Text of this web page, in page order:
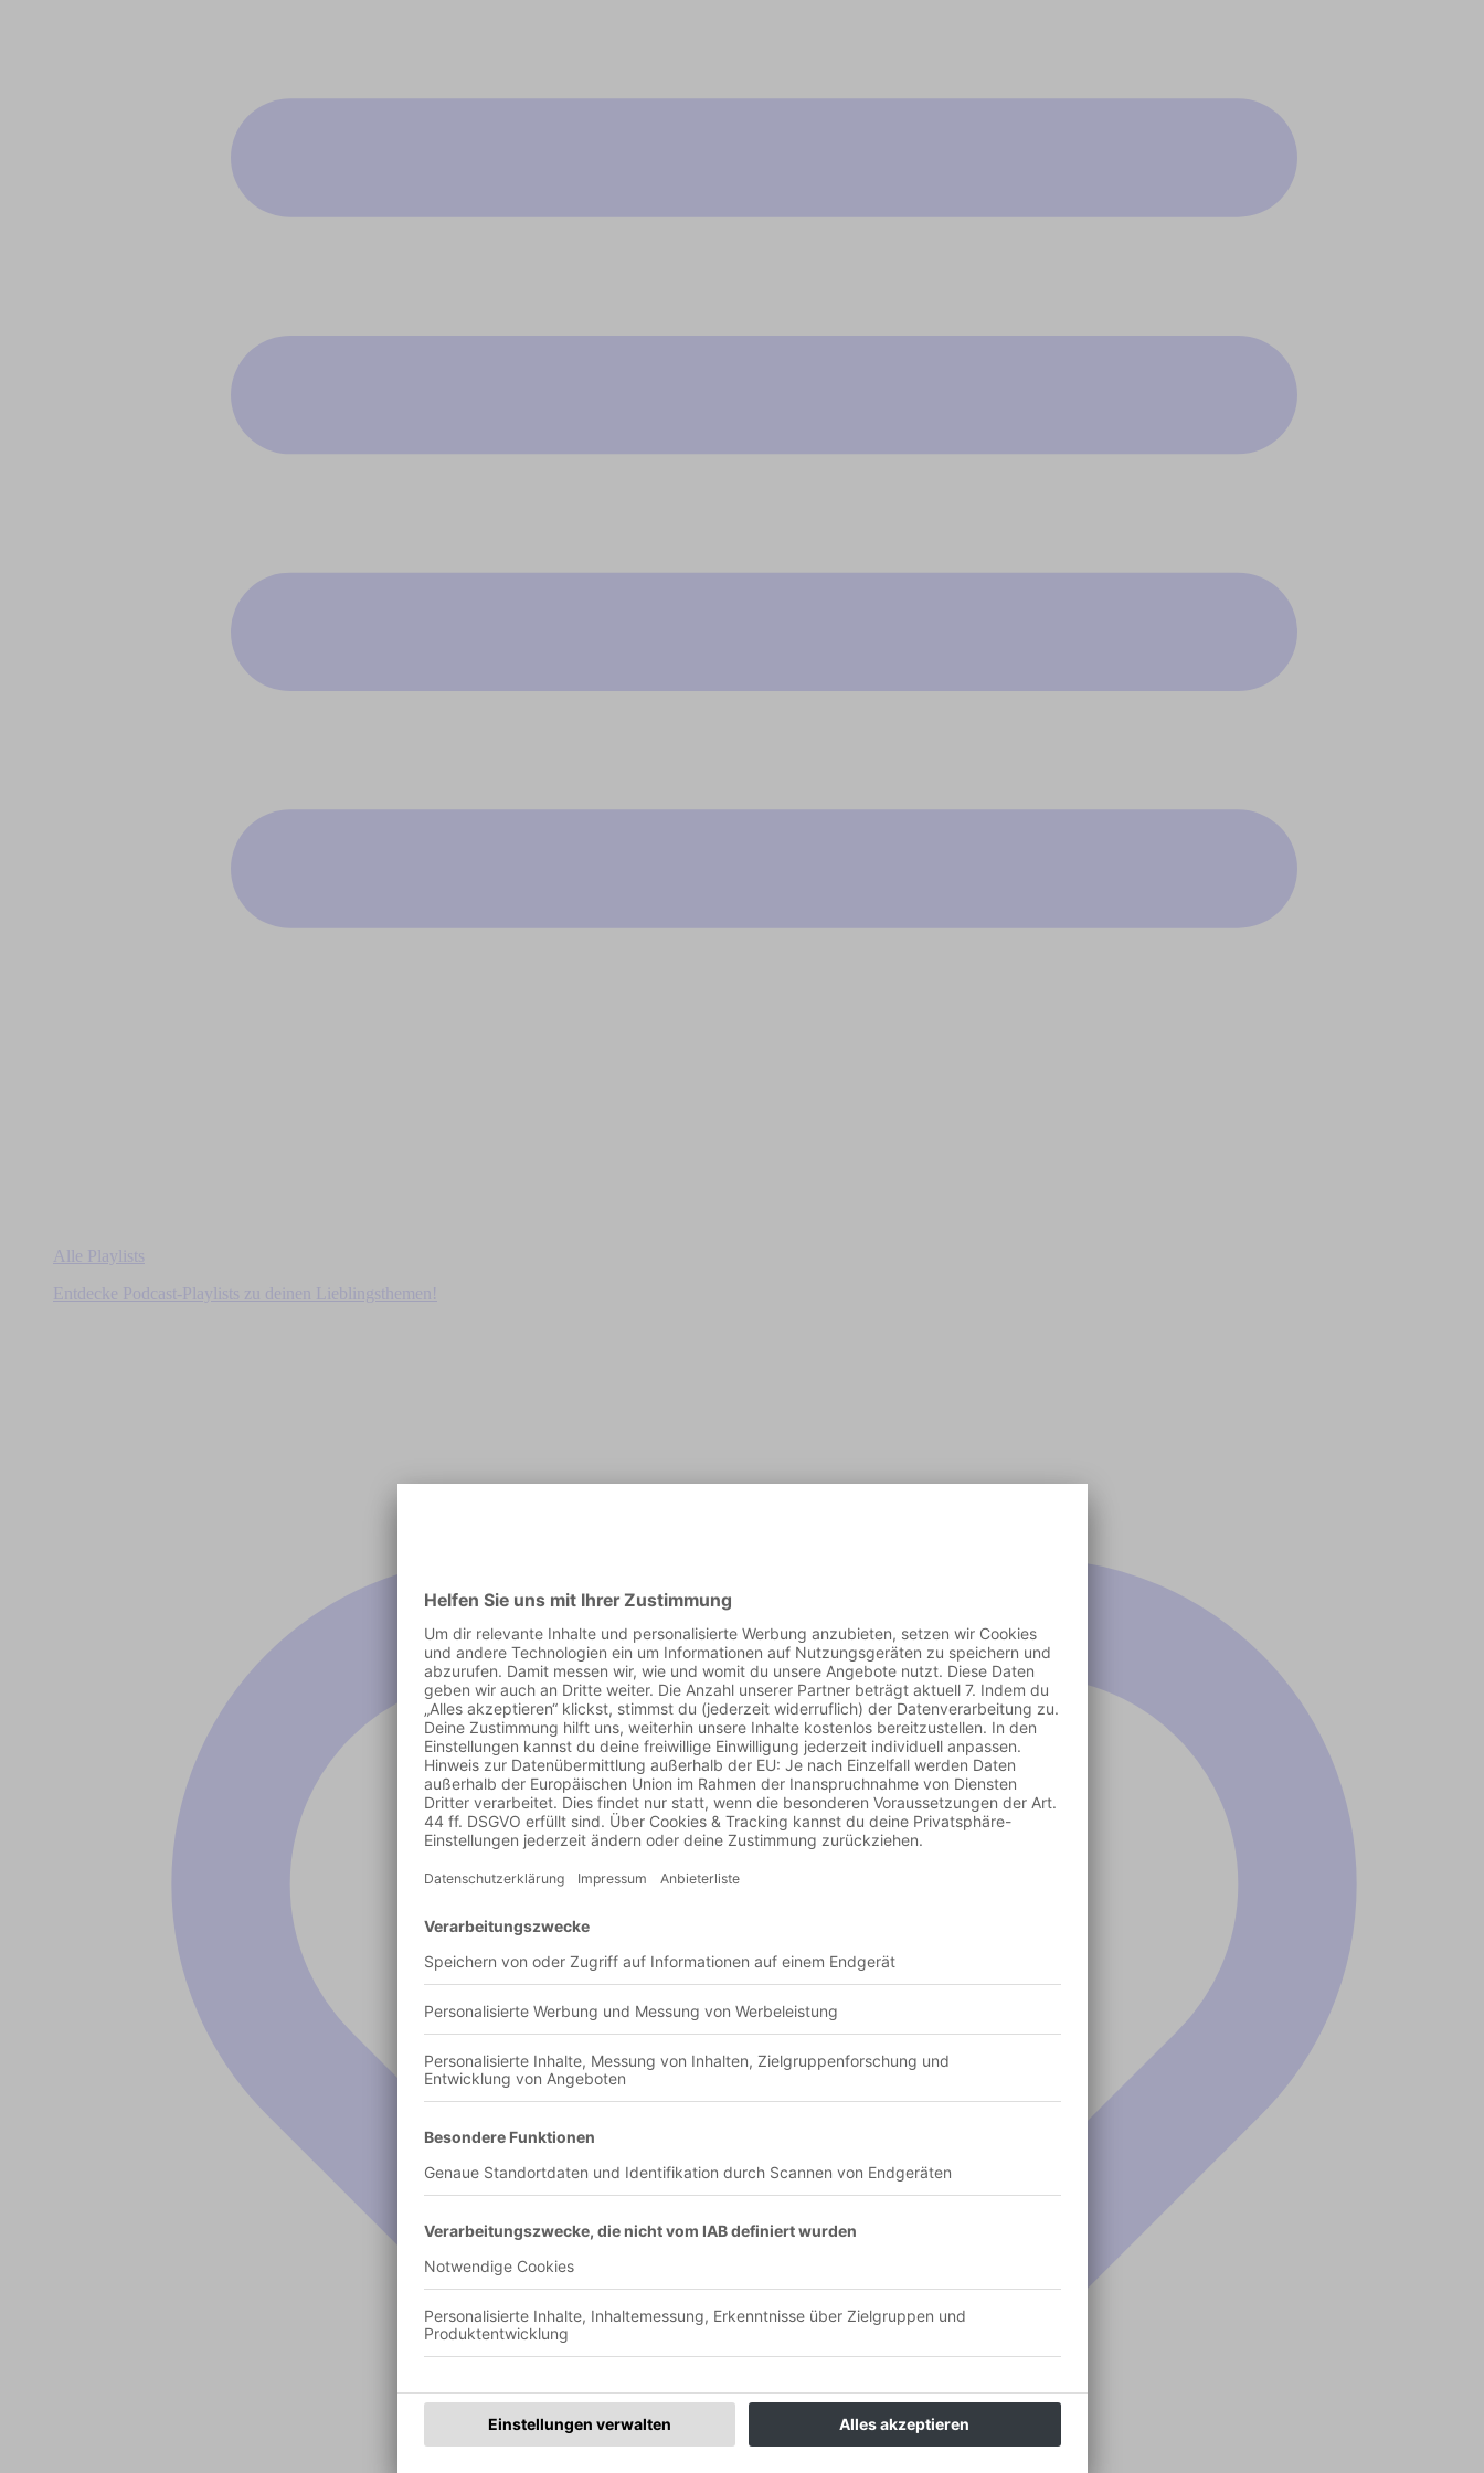
Alle Playlists
Entdecke Podcast-Playlists zu deinen Lieblingsthemen!